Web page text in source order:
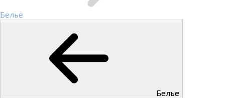
Белье
Белье